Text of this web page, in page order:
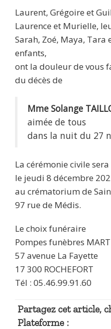
Laurent, Grégoire et
Laurence et Murielle,
Sarah, Zoé, Maya, Tara
enfants,
ont la douleur de vous
du décès de
Mme Solange
aimée de tous
dans la nuit du 27
La cérémonie civile
le jeudi 8 décembre
au crématorium de
97 rue de Médis.
Le choix funéraire
Pompes funèbres
57 avenue La Fayette
17 300 ROCHEFORT
Tél : 05.46.99.91.60
Partagez cet article,
Plateforme :